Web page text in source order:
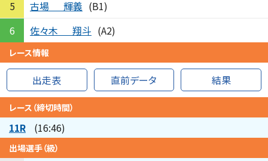
5
古場 輝義 (B1)
6
佐々木 翔斗 (A2)
レース情報
出走表 直前データ 結果
レース（締切時間）
11R (16:46)
出場選手（級）